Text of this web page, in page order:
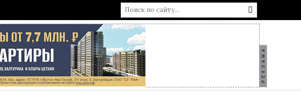
РЕКЛАМА